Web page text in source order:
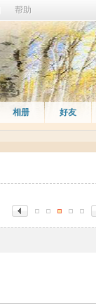
帮助
相册 好友